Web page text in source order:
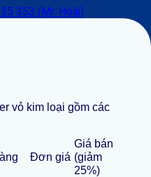
353 (Mr. Hoài)
vỏ kim loại gồm các
Đơn giá
Giá bán
(giảm
25%)